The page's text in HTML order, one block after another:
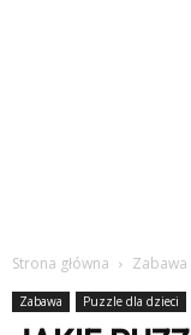
Strona główna Zabawa
Zabawa Puzzle dla dzieci